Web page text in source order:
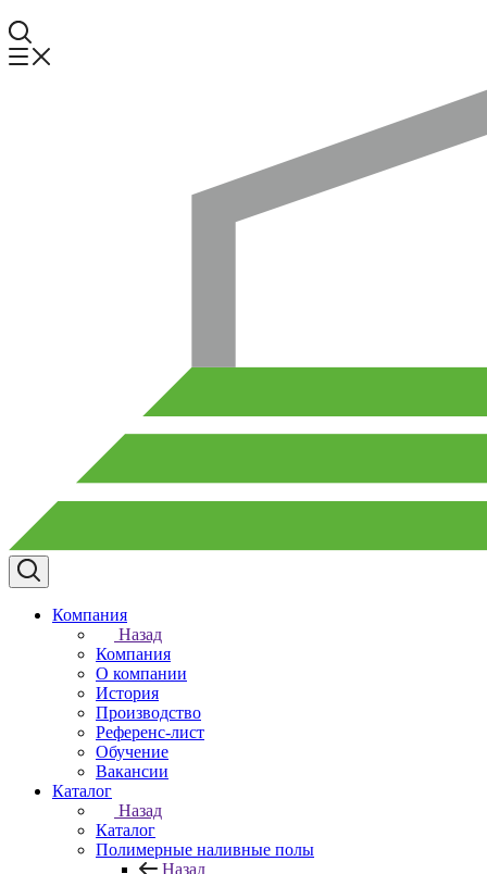
Компания
Назад
Компания
О компании
История
Производство
Референс-лист
Обучение
Вакансии
Каталог
Назад
Каталог
Полимерные наливные полы
Назад